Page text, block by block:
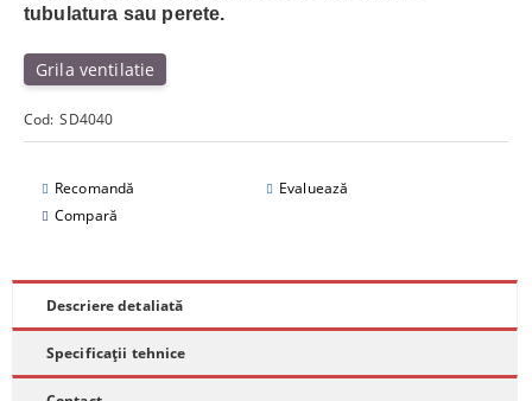
tubulatura sau perete.
Grila ventilatie
Cod: SD4040
Recomandă
Evaluează
Compară
Descriere detaliată
Specificații tehnice